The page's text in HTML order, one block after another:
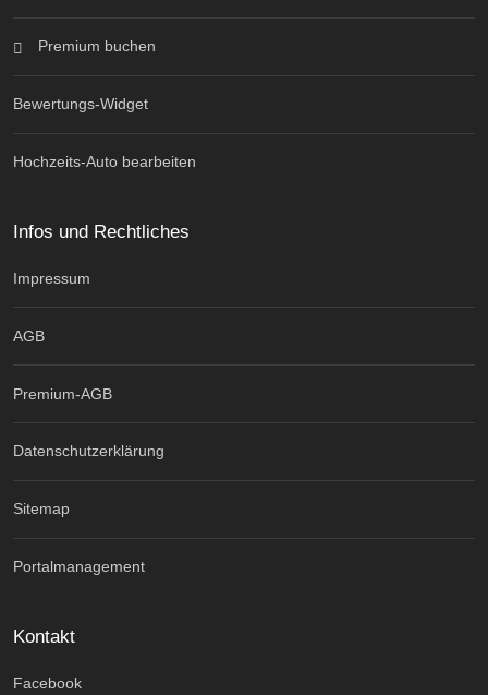
Premium buchen
Bewertungs-Widget
Hochzeits-Auto bearbeiten
Infos und Rechtliches
Impressum
AGB
Premium-AGB
Datenschutzerklärung
Sitemap
Portalmanagement
Kontakt
Facebook